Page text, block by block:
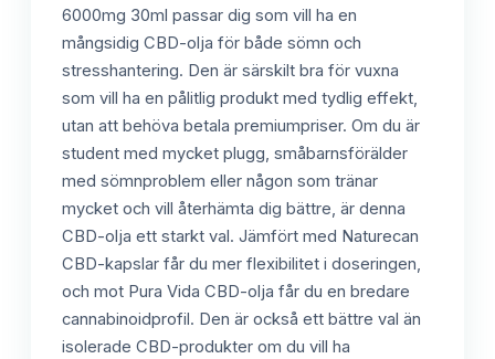
6000mg 30ml passar dig som vill ha en
mångsidig CBD-olja för både sömn och
stresshantering. Den är särskilt bra för vuxna
som vill ha en pålitlig produkt med tydlig effekt,
utan att behöva betala premiumpriser. Om du är
student med mycket plugg, småbarnsförälder
med sömnproblem eller någon som tränar
mycket och vill återhämta dig bättre, är denna
CBD-olja ett starkt val. Jämfört med Naturecan
CBD-kapslar får du mer flexibilitet i doseringen,
och mot Pura Vida CBD-olja får du en bredare
cannabinoidprofil. Den är också ett bättre val än
isolerade CBD-produkter om du vill ha